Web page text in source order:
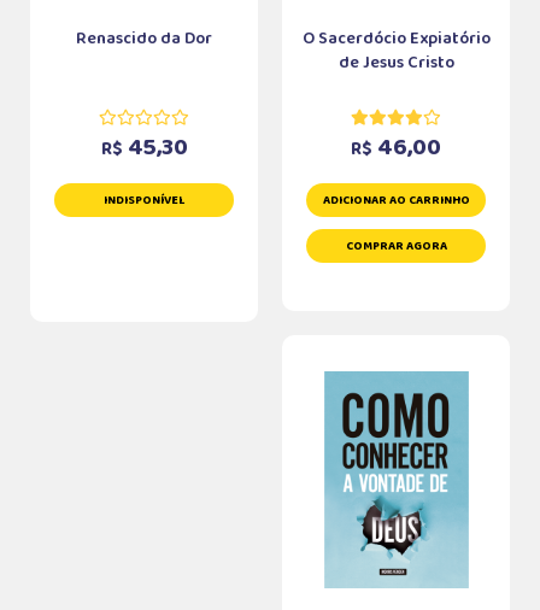
Renascido da Dor
R$ 45,30
INDISPONÍVEL
O Sacerdócio Expiatório
de Jesus Cristo
R$ 46,00
ADICIONAR AO CARRINHO
COMPRAR AGORA